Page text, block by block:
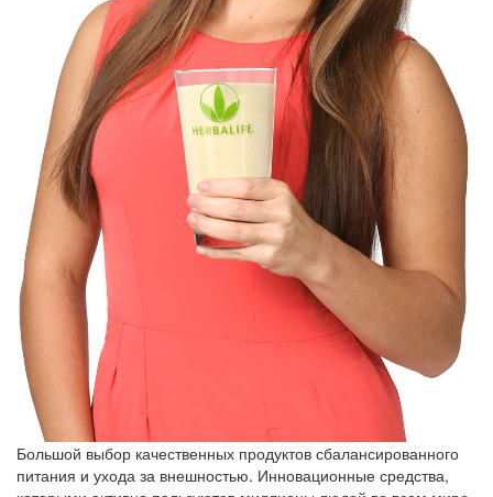
Большой выбор качественных продуктов сбалансированного
питания и ухода за внешностью. Инновационные средства,